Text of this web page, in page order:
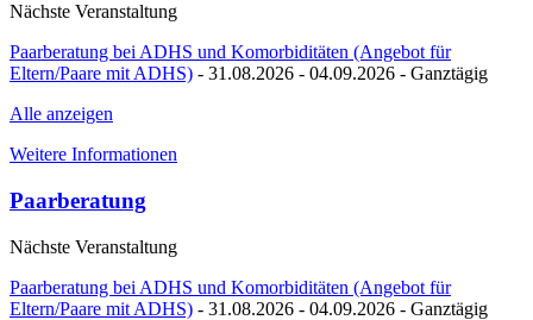
Nächste Veranstaltung
Paarberatung bei ADHS und Komorbiditäten (Angebot für
Eltern/Paare mit ADHS) - 31.08.2026 - 04.09.2026 - Ganztägig
Alle anzeigen
Weitere Informationen
Paarberatung
Nächste Veranstaltung
Paarberatung bei ADHS und Komorbiditäten (Angebot für
Eltern/Paare mit ADHS) - 31.08.2026 - 04.09.2026 - Ganztägig